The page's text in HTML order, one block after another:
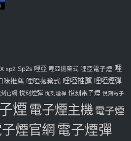
sp2 Sp2s 哩亞 哩亞拋棄式 哩亞電子煙 哩
味推薦 哩啞拋棄式 哩啞推薦 哩啞煙彈
官網 悅刻煙彈 悅刻煙桿 悅刻電子煙 悅刻電子
煙 電子煙主機 電子煙
煙官網 電子煙彈